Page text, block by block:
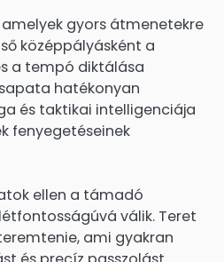
gyors átmenetekre
középpályásként a
a tempó diktálása
hatékonyan
és taktikai intelligenciája
fenyegetéseinek
ellen a támadó
válik. Teret
ami gyakran